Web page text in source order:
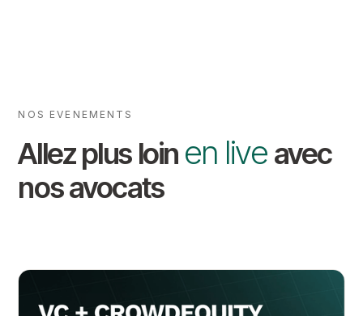
NOS EVENEMENTS
Allez plus loin en live avec
nos avocats